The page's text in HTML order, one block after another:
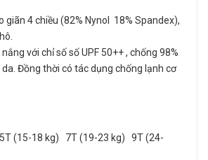
giãn 4 chiều (82% Nynol 18% Spandex),
với chỉ số số UPF 50++ , chống 98%
Đồng thời có tác dụng chống lạnh cơ
(15-18 kg) 7T (19-23 kg) 9T (24-